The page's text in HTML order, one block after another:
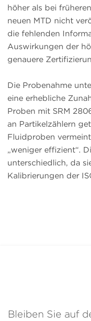
höher als bei
neuen MTD nicht
die fehlenden
Auswirkungen der
genauere
Die Probenahme
eine erhebliche
Proben mit SRM
an Partikelzählern
Fluidproben
„weniger effizient“.
unterschiedlich, da
Kalibrierungen der
Bleiben Sie auf